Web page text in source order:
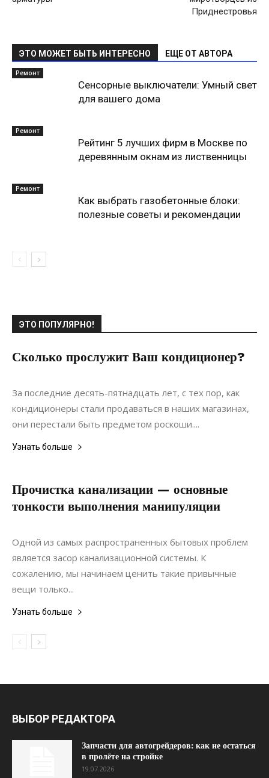
Приднестровья
ЭТО МОЖЕТ БЫТЬ ИНТЕРЕСНО ЕЩЕ ОТ АВТОРА
Ремонт
Сенсорные выключатели: Умный свет
для вашего дома
Ремонт
Рейтинг 5 лучших фирм в Москве по
деревянным окнам из лиственницы
Ремонт
Как выбрать газобетонные блоки:
полезные советы и рекомендации
ЭТО ПОПУЛЯРНО!
Сколько прослужит Ваш кондиционер?
20.12.2019
За последние десять-пятнадцать лет, с тех пор, как
кондиционеры стали продаваться в наших магазинах,
они перестали быть предметом роскоши....
Узнать больше
Прочистка канализации — основные
тонкости выполнения манипуляции
24.07.2021
Одной из самых распространенных бытовых проблем
является засор канализационной системы. К
сожалению, мы начинаем ценить такие привычные
вещи только...
Узнать больше
ВЫБОР РЕДАКТОРА
Запчасти для автогрейдеров: как не остаться
в пролёте на стройке
19.07.2026